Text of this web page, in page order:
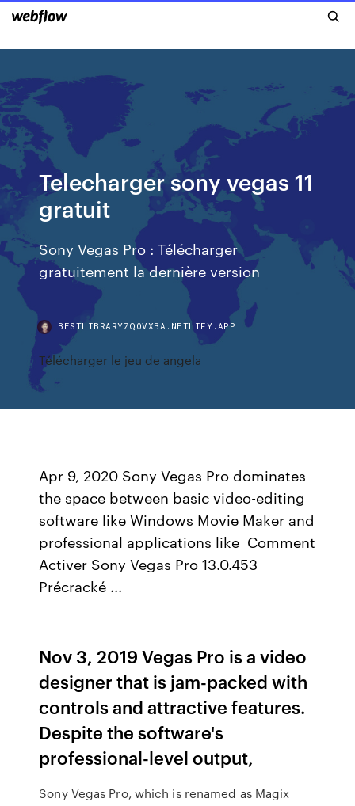
Telecharger sony vegas 11
gratuit
Sony Vegas Pro : Télécharger
gratuitement la dernière version
BESTLIBRARYZQOVXBA.NETLIFY.APP
Télécharger le jeu de angela
Apr 9, 2020 Sony Vegas Pro dominates
the space between basic video-editing
software like Windows Movie Maker and
professional applications like Comment
Activer Sony Vegas Pro 13.0.453
Précracké ...
Nov 3, 2019 Vegas Pro is a video
designer that is jam-packed with
controls and attractive features.
Despite the software's
professional-level output,
Sony Vegas Pro, which is renamed as Magix